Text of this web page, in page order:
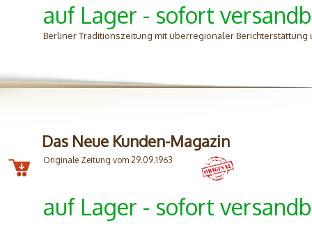
auf Lager - sofort
Berliner Traditionszeitung mit überregionaler
Das Neue Kunden-Magazin
Originale Zeitung vom 29.09.1963
auf Lager - sofort